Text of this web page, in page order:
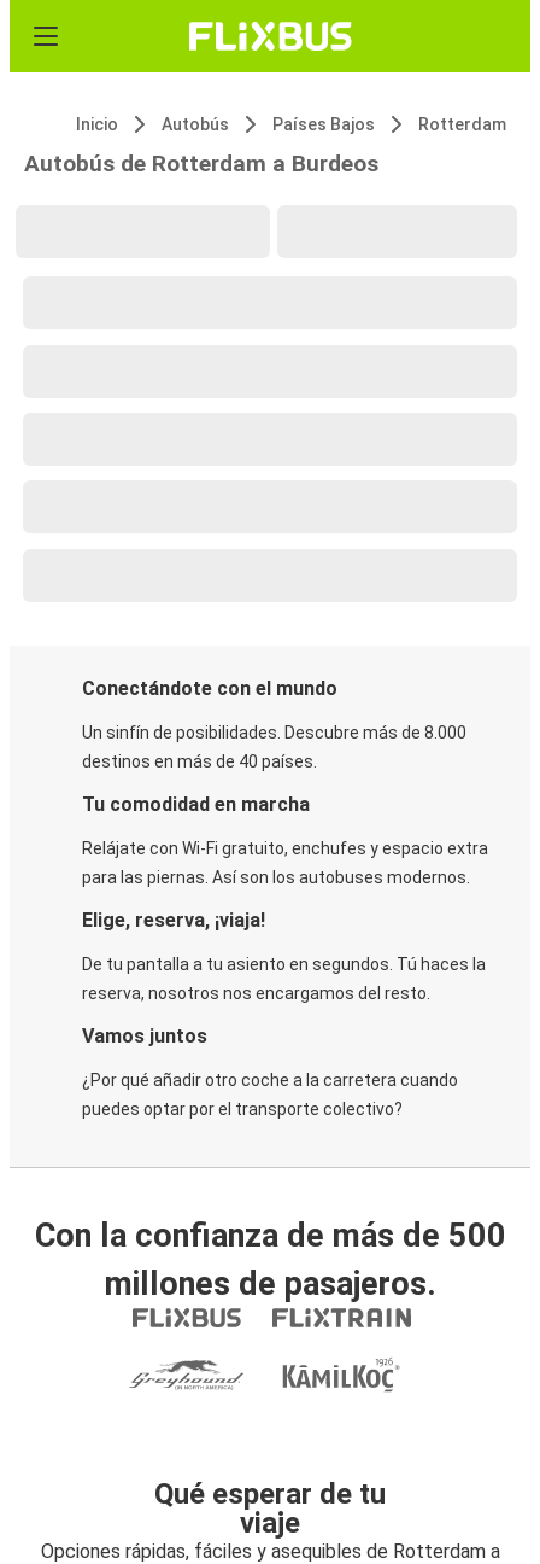
Inicio Autobús Países Bajos Rotterdam
Autobús de Rotterdam a Burdeos
Conectándote con el mundo
Un sinfín de posibilidades. Descubre más de 8.000
destinos en más de 40 países.
Tu comodidad en marcha
Relájate con Wi-Fi gratuito, enchufes y espacio extra
para las piernas. Así son los autobuses modernos.
Elige, reserva, ¡viaja!
De tu pantalla a tu asiento en segundos. Tú haces la
reserva, nosotros nos encargamos del resto.
Vamos juntos
¿Por qué añadir otro coche a la carretera cuando
puedes optar por el transporte colectivo?
Con la confianza de más de 500
millones de pasajeros.
Qué esperar de tu
viaje
Opciones rápidas, fáciles y asequibles de Rotterdam a